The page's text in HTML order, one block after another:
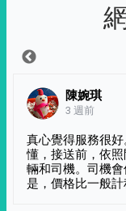
陳婉琪
3 週前
真心覺得服務很
懂，接送前，依
輛和司機。司機
是，價格比一般